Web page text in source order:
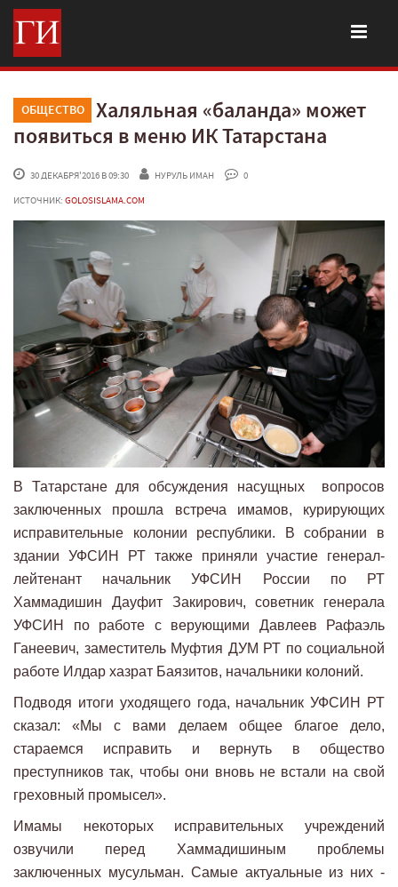
ОБЩЕСТВО
Халяльная «баланда» может
появиться в меню ИК Татарстана
30 ДЕКАБРЯ'2016 В 09:30 НУРУЛЬ ИМАН
0
ИСТОЧНИК: GOLOSISLAMA.COM
В Татарстане для обсуждения насущных вопросов
заключенных прошла встреча имамов, курирующих
исправительные колонии республики. В собрании в
здании УФСИН РТ также приняли участие генерал-
лейтенант начальник УФСИН России по РТ
Хаммадишин Дауфит Закирович, советник генерала
УФСИН по работе с верующими Давлеев Рафаэль
Ганеевич, заместитель Муфтия ДУМ РТ по социальной
работе Илдар хазрат Баязитов, начальники колоний.
Подводя итоги уходящего года, начальник УФСИН РТ
сказал: «Мы с вами делаем общее благое дело,
стараемся исправить и вернуть в общество
преступников так, чтобы они вновь не встали на свой
греховный промысел».
Имамы некоторых исправительных учреждений
озвучили перед Хаммадишиным проблемы
заключенных мусульман. Самые актуальные из них -